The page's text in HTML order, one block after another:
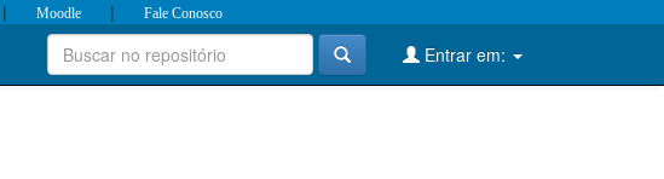
| Moodle | Fale Conosco
Entrar em: